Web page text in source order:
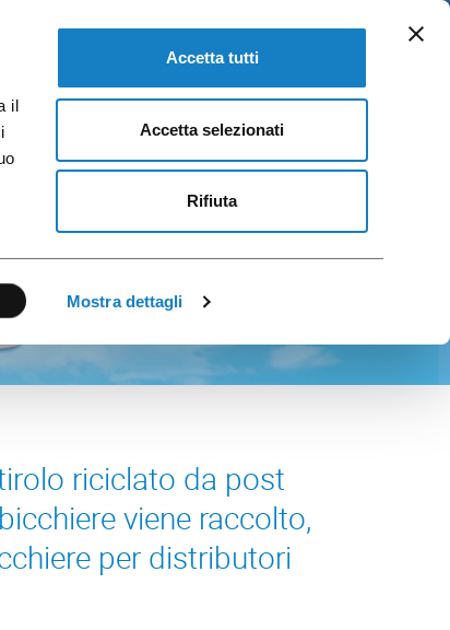
il
Mostra dettagli
Accetta tutti
Accetta selezionati
Rifiuta
IT
riciclato da post
viene raccolto,
per distributori